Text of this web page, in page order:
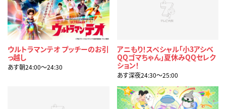
ウルトラマンテオ プッチーのお引
っ越し
あす朝24:00〜24:30
アニもり！スペシャル「小3アシベ
QQゴマちゃん」夏休みQQセレク
ション！
あす深夜24:30〜25:00